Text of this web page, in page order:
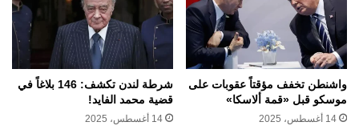
واشنطن تخفف مؤقتاً عقوبات على
موسكو قبل «قمة ألاسكا»
14 أغسطس، 2025
شرطة لندن تكشف: 146 بلاغاً في
قضية محمد الفايد!
14 أغسطس، 2025